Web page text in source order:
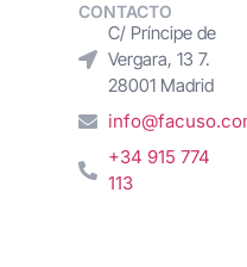
CONTACTO
C/ Príncipe de
Vergara, 13 7.
28001 Madrid
+34 915 774
113